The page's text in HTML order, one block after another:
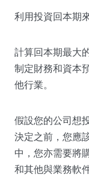
利用投資回本期
計算回本期最大
制定財務和資本
他行業。
假設您的公司想
決定之前，您應
中，您亦需要將
和其他與業務軟